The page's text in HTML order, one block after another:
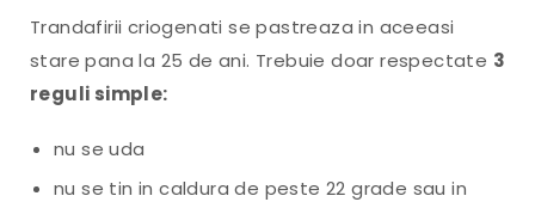
Trandafirii criogenati se pastreaza in aceeasi
stare pana la 25 de ani. Trebuie doar respectate 3
reguli simple:
nu se uda
nu se tin in caldura de peste 22 grade sau in